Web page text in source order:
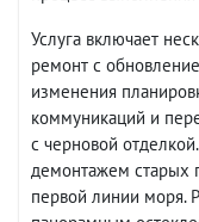
Услуга включает
ремонт с
изменения
коммуникаций и
с черновой
демонтажем старых
первой линии моря.